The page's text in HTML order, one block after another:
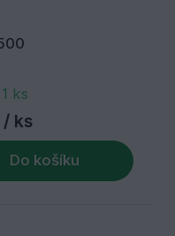
ks
/ ks
Do košíku